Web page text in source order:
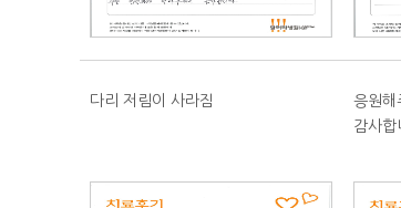
다리 저림이 사라짐
응원해
감사합